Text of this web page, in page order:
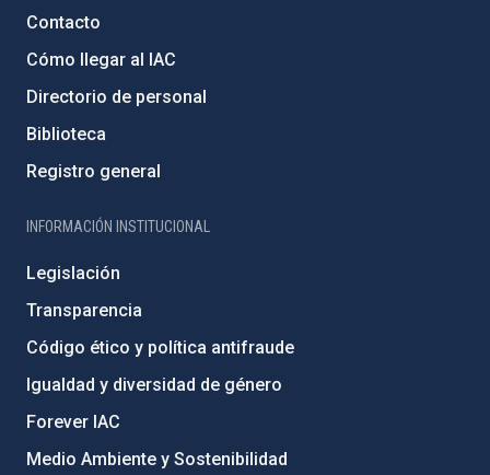
Contacto
Cómo llegar al IAC
Directorio de personal
Biblioteca
Registro general
INFORMACIÓN INSTITUCIONAL
Legislación
Transparencia
Código ético y política antifraude
Igualdad y diversidad de género
Forever IAC
Medio Ambiente y Sostenibilidad